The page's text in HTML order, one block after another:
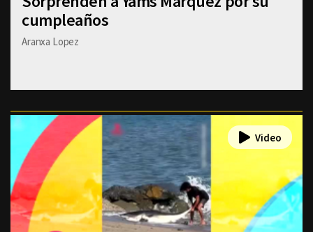
cumpleaños
Aranxa Lopez